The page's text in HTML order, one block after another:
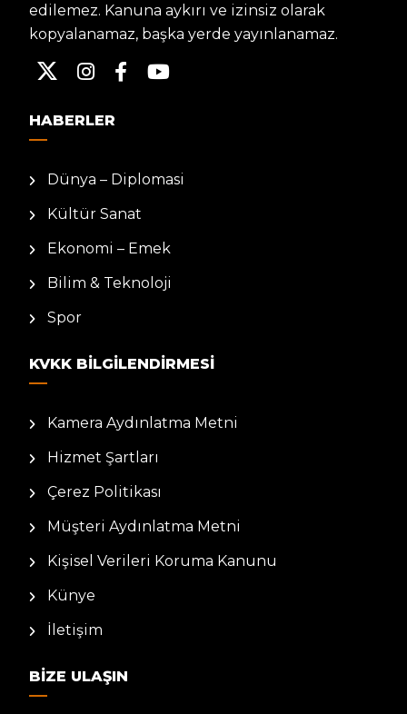
edilemez. Kanuna aykırı ve izinsiz olarak
kopyalanamaz, başka yerde yayınlanamaz.
HABERLER
Dünya – Diplomasi
Kültür Sanat
Ekonomi – Emek
Bilim & Teknoloji
Spor
KVKK BILGILENDIRMESI
Kamera Aydınlatma Metni
Hizmet Şartları
Çerez Politikası
Müşteri Aydınlatma Metni
Kişisel Verileri Koruma Kanunu
Künye
İletişim
BIZE ULAŞIN